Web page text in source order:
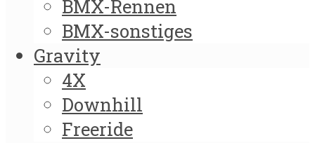
BMX-Rennen
BMX-sonstiges
Gravity
4X
Downhill
Freeride